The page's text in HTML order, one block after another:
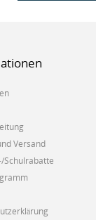
Versand
Schulrabatte